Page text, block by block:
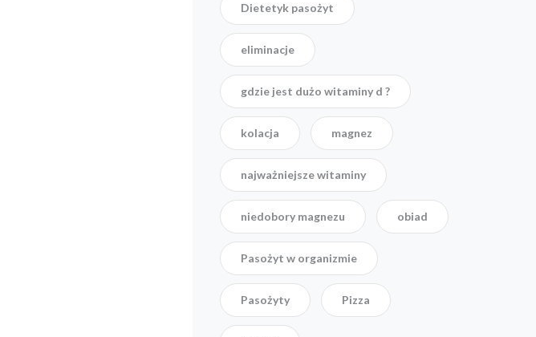
Dietetyk pasożyt
eliminacje
gdzie jest dużo witaminy d ?
kolacja magnez
najważniejsze witaminy
niedobory magnezu obiad
Pasożyt w organizmie
Pasożyty Pizza